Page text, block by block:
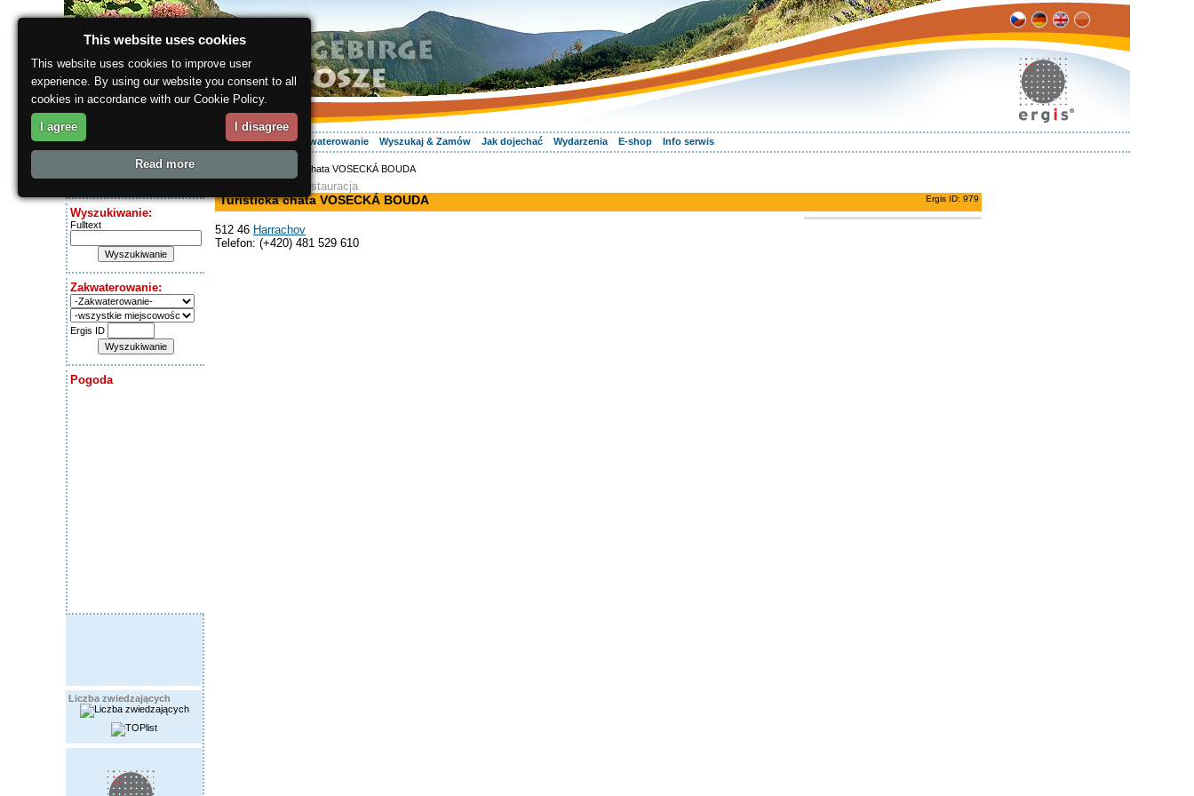
O regionie Wasz urlop Zakwaterowanie Wyszukaj & Zamów Jak dojechać Wydarzenia E-shop Info serwis
Dziś jest:
Wyszukiwanie:
Fulltext
Zakwaterowanie:
Ergis ID
Pogoda
Liczba zwiedzających
> Turistická chata VOSECKÁ BOUDA
dom noclegowy, restauracja
Ergis ID: 979
Turistická chata VOSECKÁ BOUDA
512 46 Harrachov
Telefon: (+420) 481 529 610
This website uses cookies
This website uses cookies to improve user
experience. By using our website you consent to all
cookies in accordance with our Cookie Policy.
I agree I disagree
Read more